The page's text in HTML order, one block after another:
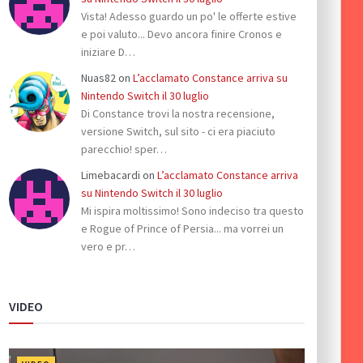
Vista! Adesso guardo un po' le offerte estive
e poi valuto... Devo ancora finire Cronos e
iniziare D…
Nuas82on L’acclamato Constance arriva su
Nintendo Switch il 30 luglio
Di Constance trovi la nostra recensione,
versione Switch, sul sito - ci era piaciuto
parecchio! sper…
Limebacardi on L’acclamato Constance arriva
su Nintendo Switch il 30 luglio
Mi ispira moltissimo! Sono indeciso tra questo
e Rogue of Prince of Persia... ma vorrei un
vero e pr…
VIDEO